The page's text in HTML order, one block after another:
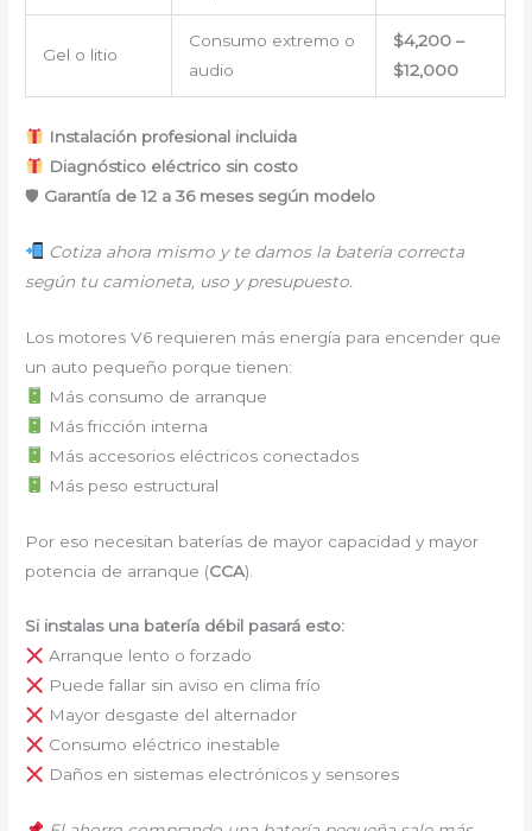
Gel o litio
Consumo extremo o
audio
$4,200 –
$12,000
Instalación profesional incluida
Diagnóstico eléctrico sin costo
🛡 Garantía de 12 a 36 meses según modelo
Cotiza ahora mismo y te damos la batería correcta
según tu camioneta, uso y presupuesto.
Los motores V6 requieren más energía para encender que
un auto pequeño porque tienen:
Más consumo de arranque
Más fricción interna
Más accesorios eléctricos conectados
Más peso estructural
Por eso necesitan baterías de mayor capacidad y mayor
potencia de arranque (CCA).
Si instalas una batería débil pasará esto:
Arranque lento o forzado
Puede fallar sin aviso en clima frío
Mayor desgaste del alternador
Consumo eléctrico inestable
Daños en sistemas electrónicos y sensores